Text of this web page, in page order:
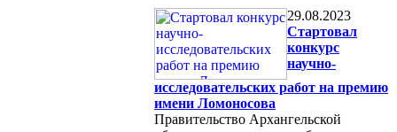
29.08.2023
Стартовал
конкурс
научно-
исследовательских работ на премию
имени Ломоносова
Правительство Архангельской